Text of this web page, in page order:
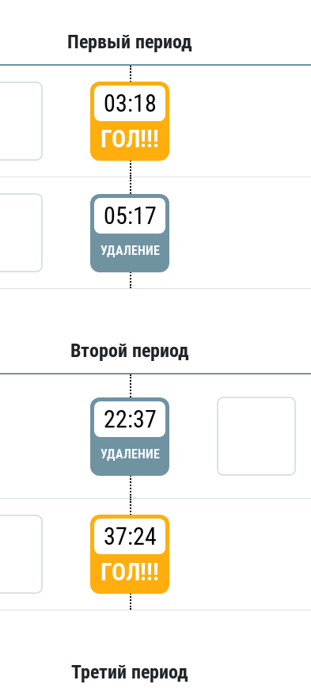
Первый период
03:18
ГОЛ!!!
05:17
УДАЛЕНИЕ
Второй период
22:37
УДАЛЕНИЕ
37:24
ГОЛ!!!
Третий период